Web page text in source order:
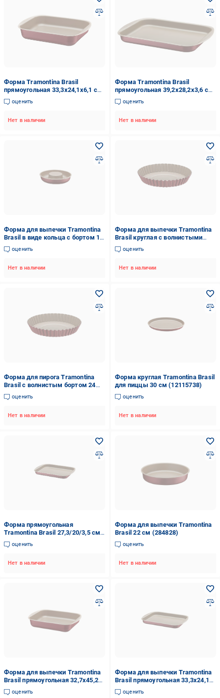
Форма Tramontina Brasil
прямоугольная 33,3х24,1х6,1 см
(20051/728)
оценить
Нет в наличии
Форма Tramontina Brasil
прямоугольная 39,2х28,2х3,6 см
(20053/734)
оценить
Нет в наличии
Форма для выпечки Tramontina
Brasil в виде кольца с бортом 1,5
л 24x24x5,8 см
оценить
Нет в наличии
Форма для выпечки Tramontina
Brasil круглая с волнистыми
бортиками 24 см
оценить
Нет в наличии
Форма для пирога Tramontina
Brasil с волнистым бортом 24
см (20056/724)
оценить
Нет в наличии
Форма круглая Tramontina Brasil
для пиццы 30 см (12115738)
оценить
Нет в наличии
Форма прямоугольная
Tramontina Brasil 27,3/20/3,5 см
(12115732)
оценить
Нет в наличии
Форма для выпечки Tramontina
Brasil 22 см (284828)
оценить
Нет в наличии
Форма для выпечки Tramontina
Brasil прямоугольная 32,7x45,2
см (20051/740)
оценить
Форма для выпечки Tramontina
Brasil прямоугольная 33,3x24,1
см (20053/728)
оценить